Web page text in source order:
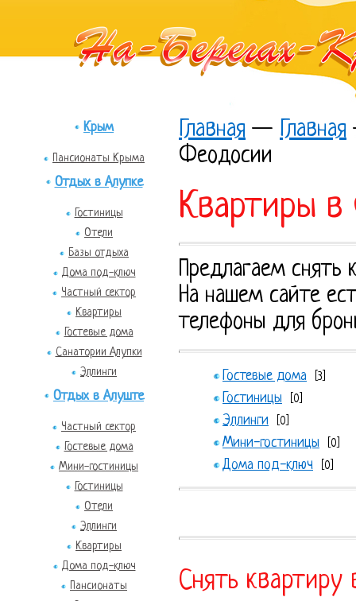
Крым
Пансионаты Крыма
Отдых в Алупке
Гостиницы
Отели
Базы отдыха
Дома под-ключ
Частный сектор
Квартиры
Гостевые дома
Санатории Алупки
Эллинги
Отдых в Алуште
Частный сектор
Гостевые дома
Мини-гостиницы
Гостиницы
Отели
Эллинги
Квартиры
Дома под-ключ
Пансионаты
Главная — Главная
Феодосии
Квартиры
Предлагаем снять
На нашем сайте
телефоны для
Гостевые дома [3]
Гостиницы [0]
Эллинги [0]
Мини-гостиницы [0]
Дома под-ключ [0]
Снять